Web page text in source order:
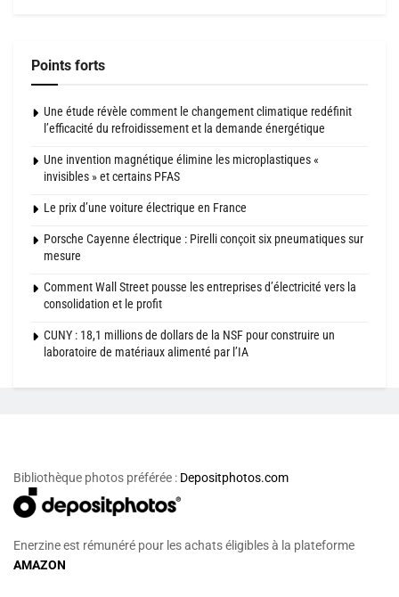
Points forts
Une étude révèle comment le changement climatique redéfinit
l’efficacité du refroidissement et la demande énergétique
Une invention magnétique élimine les microplastiques «
invisibles » et certains PFAS
Le prix d’une voiture électrique en France
Porsche Cayenne électrique : Pirelli conçoit six pneumatiques sur
mesure
Comment Wall Street pousse les entreprises d’électricité vers la
consolidation et le profit
CUNY : 18,1 millions de dollars de la NSF pour construire un
laboratoire de matériaux alimenté par l’IA
Bibliothèque photos préférée : Depositphotos.com
Enerzine est rémunéré pour les achats éligibles à la plateforme
AMAZON